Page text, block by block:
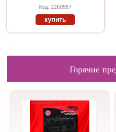
Код: 2260557
купить
Горячие